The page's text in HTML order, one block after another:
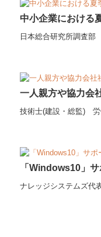
中小企業における
日本総合研究所調査
一人親方や協力会
技術士(建設・総監)
「Windows10」
ナレッジシステムズ